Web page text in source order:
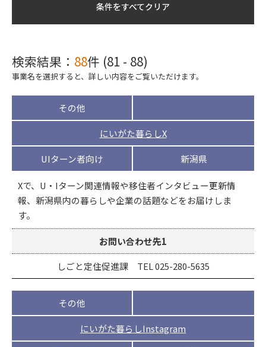
条件をすべてクリア
検索結果： 88件 (81 - 88)
事業名を選択すると、詳しい内容をご覧いただけます。
その他
にいがた暮らしX
UIターン者向け 新潟県
Xで、U・Iターン関連情報や移住者インタビュー更新情
報、新潟県内の暮らしや企業の話題などをお届けしま
す。
お問い合わせ先1
しごと定住促進課 TEL 025-280-5635
その他
にいがた暮らしInstagram